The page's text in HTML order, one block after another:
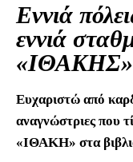
Εννιά
εννιά
«ΙΘΑΚΗΣ»
Ευχαριστώ από
αναγνώστριες που
«ΙΘΑΚΗ» στα